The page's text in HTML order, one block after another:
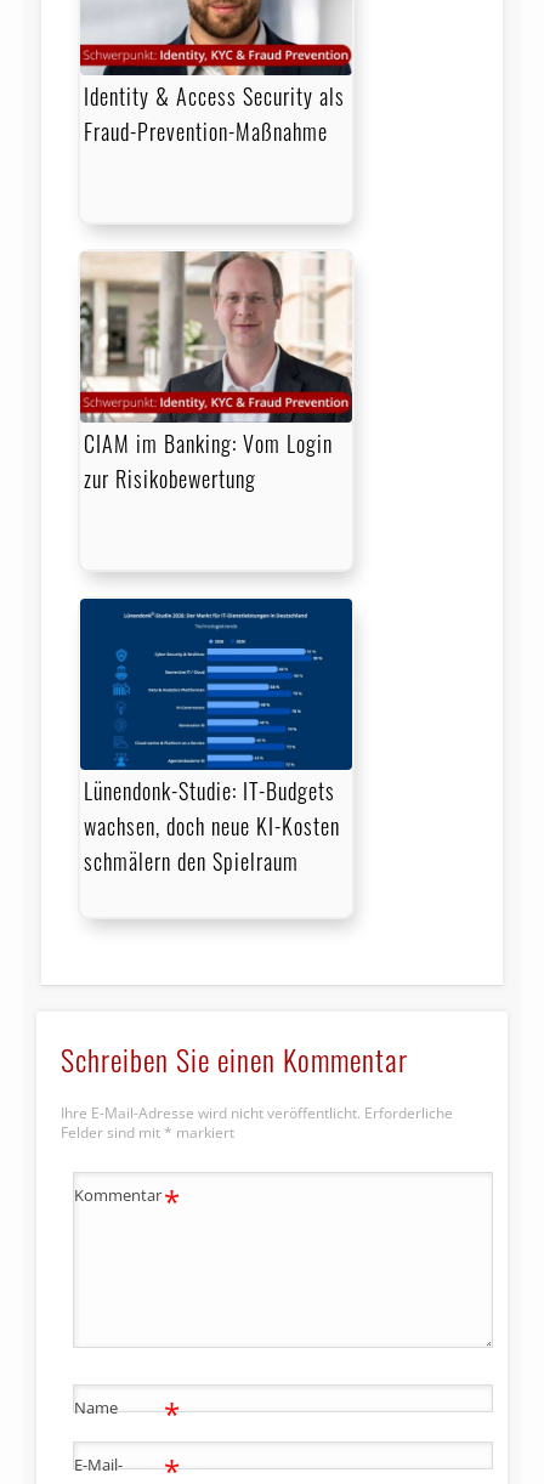
Identity & Access Security als
Fraud-Prevention-Maßnahme
CIAM im Banking: Vom Login
zur Risikobewertung
Lünendonk-Studie: IT-Budgets
wachsen, doch neue KI-Kosten
schmälern den Spielraum
Schreiben Sie einen Kommentar
Ihre E-Mail-Adresse wird nicht veröffentlicht. Erforderliche
Felder sind mit * markiert
Kommentar*
Name *
E-Mail- *